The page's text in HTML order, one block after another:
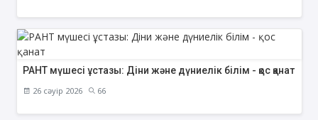
РАНТ мүшесі ұстазы: Діни және дүниелік білім - қос қанат
26 сәуір 2026 66